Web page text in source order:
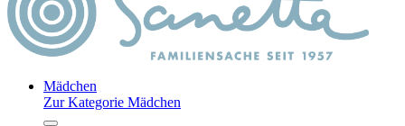
Mädchen
Zur Kategorie Mädchen